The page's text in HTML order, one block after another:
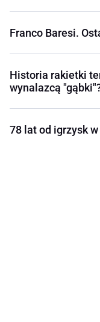
Franco Baresi.
Historia rakietki
wynalazcą
78 lat od igrzysk